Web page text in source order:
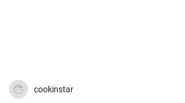
cookinstar